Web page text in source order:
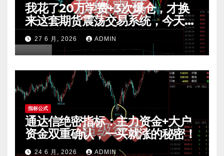
我花了20万学费+3次爆仓，才换
来这套期货震荡交易系统，今天免
费公开核心逻辑
27 6 月, 2026 ADMIN
指标公式
通达信绝密指标：主力资金+大户
资金双重确认，一买就涨的秘密！
24 6 月, 2026 ADMIN